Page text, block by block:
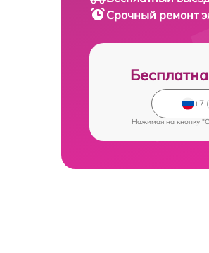
Срочный ремонт
Нажимая на кнопку